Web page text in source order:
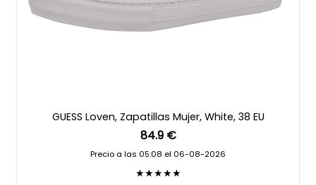
GUESS Loven, Zapatillas Mujer, White, 38 EU
84.9 €
Precio a las 05:08 el 06-08-2026
★★★★★